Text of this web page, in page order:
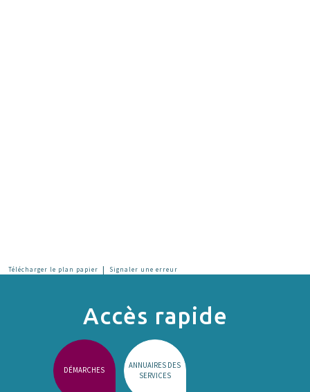
Télécharger le plan papier | Signaler une erreur
Accès rapide
DÉMARCHES
ANNUAIRES DES
SERVICES